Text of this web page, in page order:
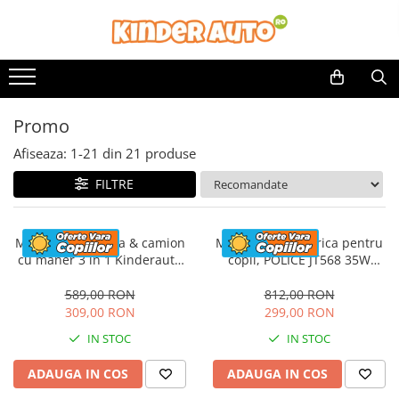
Promo
Afiseaza: 1-21 din 21 produse
FILTRE
Masinuta electrica & camion
cu maner 3 in 1 Kinderauto
tapitat, music player
589,00 RON
309,00 RON
IN STOC
ADAUGA IN COS
Motocicleta electrica pentru
copii, POLICE JT568 35W
812,00 RON
299,00 RON
IN STOC
ADAUGA IN COS